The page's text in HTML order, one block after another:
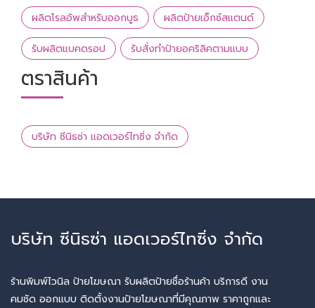
ผลิตโรลอัพสำหรับออกบูธ ผลิตป้ายเอ็กซ์สแตนด์
รับผลิตแบคดรอป รับสั่งทำป้ายอคริลิคตามแบบ
ตราสินค้า
บริษัท ซีนิธซ่า แอดเวอร์ไทซิ่ง จำกัด
บริษัท ซีนิธซ่า แอดเวอร์ไทซิ่ง จำกัด
ร้านพิมพ์ไวนิล ป้ายโฆษณา รับผลิตป้ายชื่อร้านค้า บริการดี งาน
คมชัด ออกแบบ ติดตั้งงานป้ายโฆษณาที่มีคุณภาพ ราคาถูกและ